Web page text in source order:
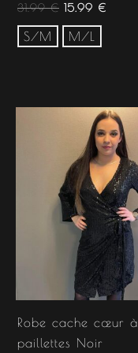
31.99€ 15.99 €
S/M M/L
Robe cache cœur à
paillettes Noir